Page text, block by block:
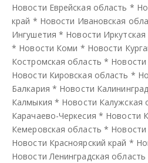
Новости Еврейская область *
край * Новости Ивановская
Ингушетия * Новости
* Новости Коми * Новости
Костромская область * Новости
Новости Кировская область *
Балкария * Новости
Калмыкия * Новости Калужская
Карачаево-Черкесия * Новости
Кемеровская область * Новости
Новости Красноярский край *
Новости Ленинградская область